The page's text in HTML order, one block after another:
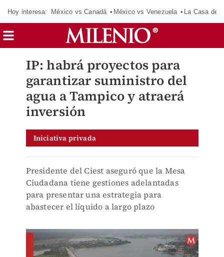
Hoy interesa: México vs Canadá México vs Venezuela La Casa de
IP: habrá proyectos para
garantizar suministro del
agua a Tampico y atraerá
inversión
Iniciativa privada
Presidente del Ciest aseguró que la Mesa
Ciudadana tiene gestiones adelantadas
para presentar una estrategia para
abastecer el líquido a largo plazo